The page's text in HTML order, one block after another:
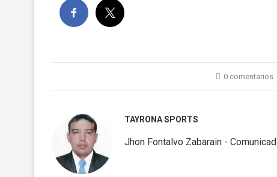
0 comentarios
TAYRONA SPORTS
Jhon Fontalvo Zabarain -